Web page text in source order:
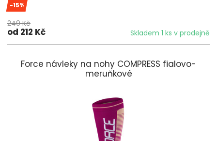
-15%
249 Kč
od 212 Kč Skladem 1 ks v prodejně
Force návleky na nohy COMPRESS fialovo-
meruňkové